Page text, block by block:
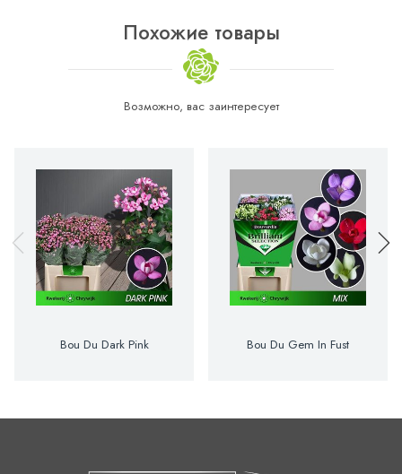
Похожие товары
Возможно, вас заинтересует
Bou Du Dark Pink Bou Du Gem In Fust